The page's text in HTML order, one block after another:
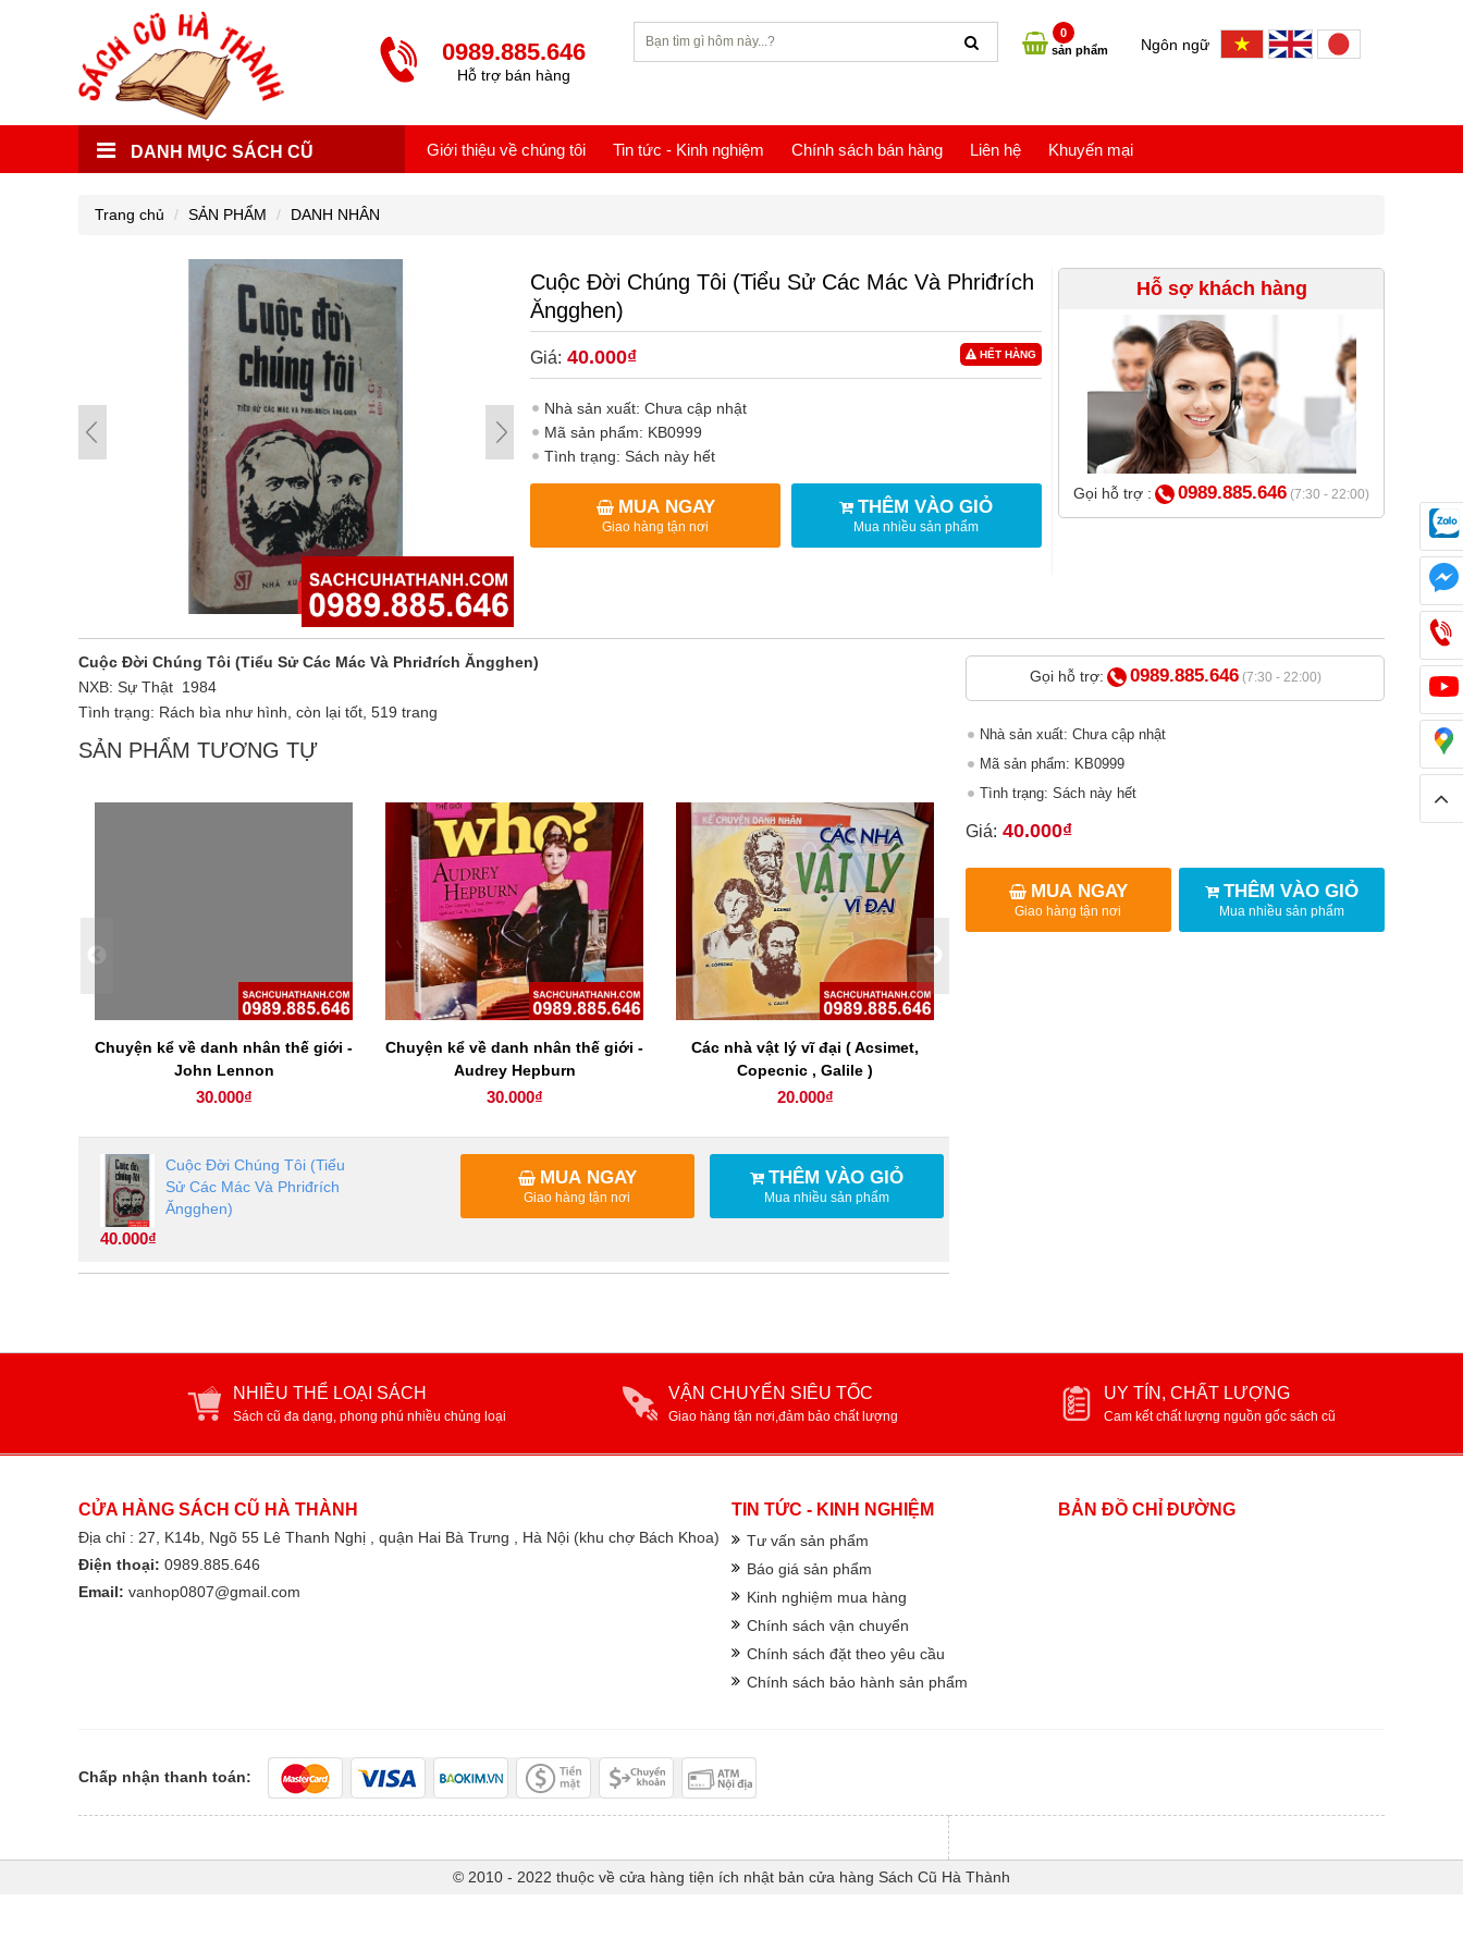
0989.885.646
Hỗ trợ bán hàng
0
sản phẩm
Ngôn ngữ
DANH MỤC SÁCH CŨ Giới thiệu về chúng tôi Tin tức - Kinh nghiệm Chính sách bán hàng Liên hệ Khuyến mại
Trang chủ SẢN PHẨM DANH NHÂN
Cuộc Đời Chúng Tôi (Tiểu Sử Các Mác Và Phriđrích
Ăngghen)
HẾT HÀNG
Giá: 40.000₫
Nhà sản xuất: Chưa cập nhật
Mã sản phẩm: KB0999
Tình trạng: Sách này hết
MUA NGAY
Giao hàng tận nơi
THÊM VÀO GIỎ
Mua nhiều sản phẩm
Hỗ sợ khách hàng
Gọi hỗ trợ : 0989.885.646 (7:30 - 22:00)
Cuộc Đời Chúng Tôi (Tiểu Sử Các Mác Và Phriđrích Ăngghen)
NXB: Sự Thật 1984
Tình trạng: Rách bìa như hình, còn lại tốt, 519 trang
SẢN PHẨM TƯƠNG TỰ
Chuyện kể về danh nhân thế giới -
John Lennon
30.000₫
Chuyện kể về danh nhân thế giới -
Audrey Hepburn
30.000₫
Các nhà vật lý vĩ đại ( Acsimet,
Copecnic , Galile )
20.000₫
Cuộc Đời Chúng Tôi (Tiểu
Sử Các Mác Và Phriđrích
Ăngghen)
40.000₫
THÊM VÀO GIỎ
Mua nhiều sản phẩm
MUA NGAY
Giao hàng tận nơi
Gọi hỗ trợ: 0989.885.646 (7:30 - 22:00)
Nhà sản xuất: Chưa cập nhật
Mã sản phẩm: KB0999
Tình trạng: Sách này hết
Giá: 40.000₫
MUA NGAY
Giao hàng tận nơi
THÊM VÀO GIỎ
Mua nhiều sản phẩm
NHIỀU THỂ LOẠI SÁCH
Sách cũ đa dạng, phong phú nhiều chủng loại
VẬN CHUYỂN SIÊU TỐC
Giao hàng tận nơi,đảm bảo chất lượng
UY TÍN, CHẤT LƯỢNG
Cam kết chất lượng nguồn gốc sách cũ
CỬA HÀNG SÁCH CŨ HÀ THÀNH
Địa chỉ : 27, K14b, Ngõ 55 Lê Thanh Nghị , quận Hai Bà Trưng , Hà Nội (khu chợ Bách Khoa)
Điện thoại: 0989.885.646
Email: vanhop0807@gmail.com
TIN TỨC - KINH NGHIỆM
Tư vấn sản phẩm
Báo giá sản phẩm
Kinh nghiệm mua hàng
Chính sách vận chuyển
Chính sách đặt theo yêu cầu
Chính sách bảo hành sản phẩm
BẢN ĐỒ CHỈ ĐƯỜNG
Chấp nhận thanh toán:
© 2010 - 2022 thuộc về cửa hàng tiện ích nhật bản cửa hàng Sách Cũ Hà Thành